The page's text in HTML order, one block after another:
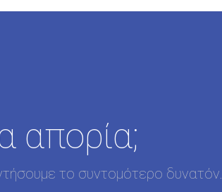
απορία;
το συντομότερο δυνατόν.